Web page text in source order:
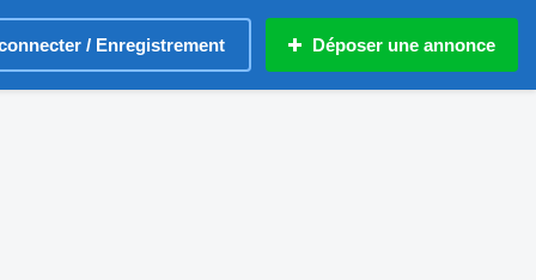
/ Enregistrement Déposer une annonce